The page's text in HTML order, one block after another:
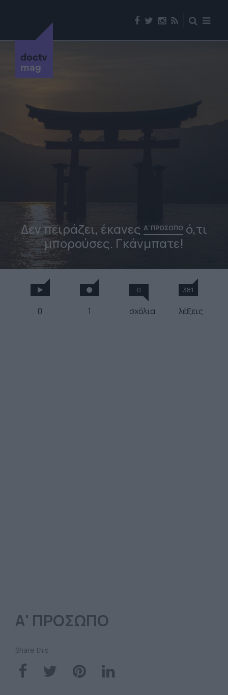
doctv
mag
Δεν πειράζει, έκανες Α' ΠΡΟΣΩΠΟ ό,τι
μπορούσες. Γκάνμπατε!
0 1
0
σχόλια
381
λέξεις
Α' ΠΡΟΣΩΠΟ
Share this